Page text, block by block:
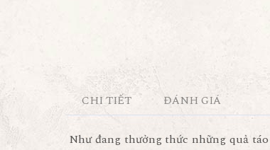
CHI TIẾT ĐÁNH GIÁ
Như đang thưởng thức những quả